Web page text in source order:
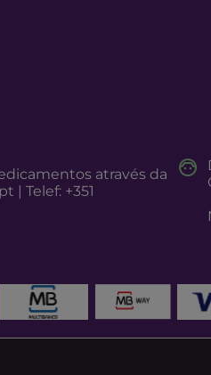
através da
| Telef: +351